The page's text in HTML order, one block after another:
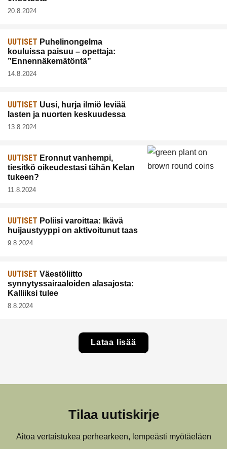
20.8.2024
UUTISET Puhelinongelma
kouluissa paisuu – opettaja:
”Ennennäkemätöntä”
14.8.2024
UUTISET Uusi, hurja ilmiö leviää
lasten ja nuorten keskuudessa
13.8.2024
UUTISET Eronnut vanhempi,
tiesitkö oikeudestasi tähän Kelan
tukeen?
11.8.2024
UUTISET Poliisi varoittaa: Ikävä
huijaustyyppi on aktivoitunut taas
9.8.2024
UUTISET Väestöliitto
synnytyssairaaloiden alasajosta:
Kalliiksi tulee
8.8.2024
Lataa lisää
Tilaa uutiskirje
Aitoa vertaistukea perhearkeen, lempeästi myötäeläen